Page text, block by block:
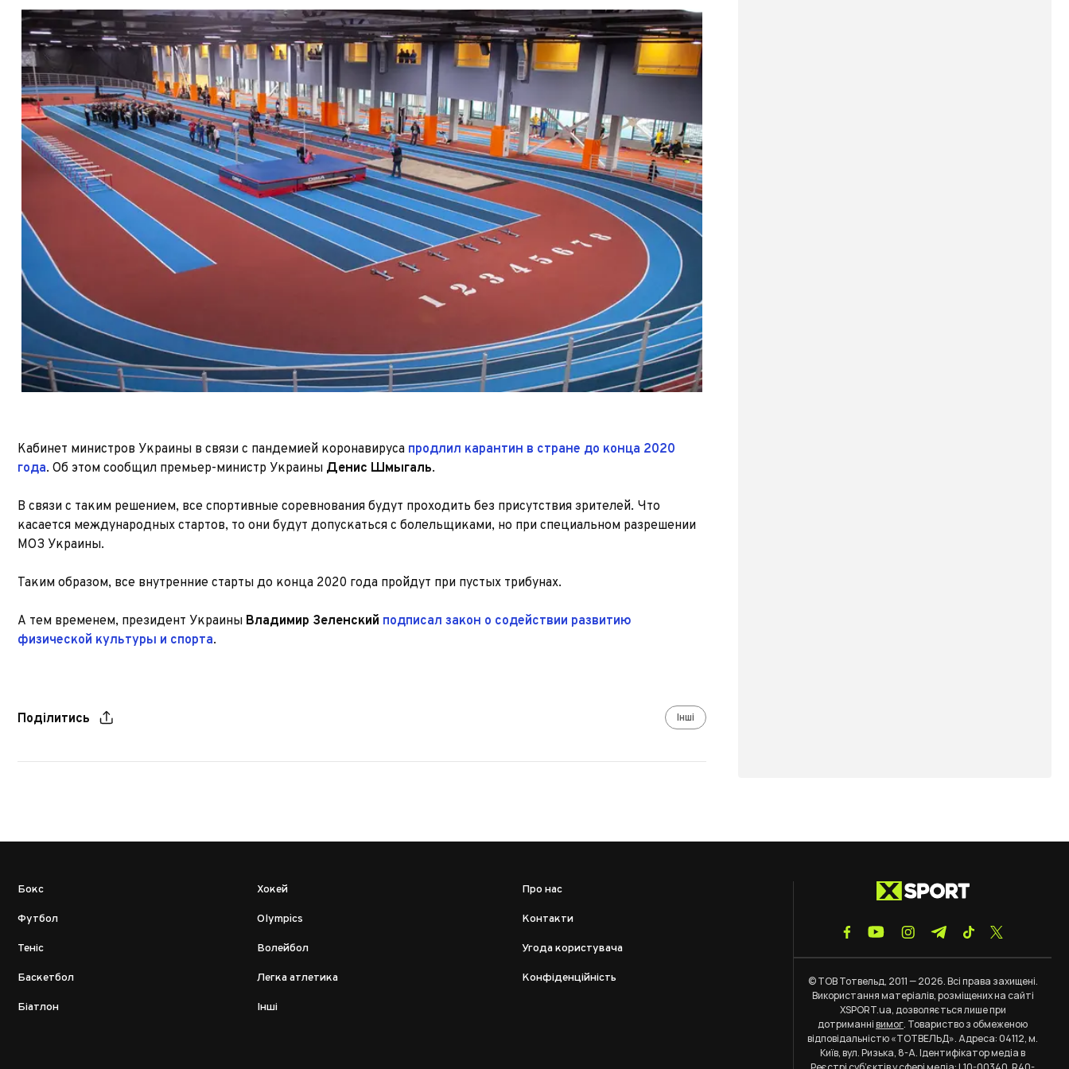
Кабинет министров Украины в связи с пандемией коронавируса продлил карантин в стране до конца 2020
года. Об этом сообщил премьер-министр Украины Денис Шмыгаль.
В связи с таким решением, все спортивные соревнования будут проходить без присутствия зрителей. Что
касается международных стартов, то они будут допускаться с болельщиками, но при специальном разрешении
МОЗ Украины.
Таким образом, все внутренние старты до конца 2020 года пройдут при пустых трибунах.
А тем временем, президент Украины Владимир Зеленский подписал закон о содействии развитию
физической культуры и спорта.
Поділитись Інші
Бокс
Футбол
Теніс
Баскетбол
Біатлон
Хокей
Olympics
Волейбол
Легка атлетика
Інші
Про нас
Контакти
Угода користувача
Конфіденційність
© ТОВ Тотвельд, 2011 — 2026. Всі права захищені.
Використання матеріалів, розміщених на сайті
XSPORT.ua, дозволяється лише при
дотриманнівимог. Товариство з обмеженою
відповідальністю «ТОТВЕЛЬД». Адреса: 04112, м.
Київ, вул. Ризька, 8-А. Ідентифікатор медіа в